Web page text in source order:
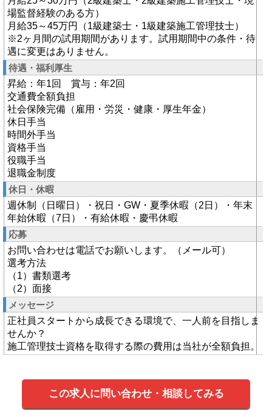
場監督経験のある方）
月給35～45万円（1級建築士・1級建築施工管理技士）
※2ヶ月間の試用期間があります。試用期間中の条件・待
遇に変更はありません。
待遇・福利厚生
昇給：年1回 賞与：年2回
交通費全額負担
社会保険完備（雇用・労災・健康・厚生年金）
休日手当
時間外手当
資格手当
役職手当
退職金制度
休日・休暇
週休制（日曜日）・祝日・GW・夏季休暇（2日）・年末
年始休暇（7日）・有給休暇・慶弔休暇
応募
お問い合わせは電話でお願いします。（メール可）
選考方法
（1）書類選考
（2）面接
メッセージ
正社員スタートから成長できる環境で、一人前を目指しま
せんか？
施工管理技士資格を取得する際の費用は当社が全額負担。
この求人に問い合わせ・相談してみる